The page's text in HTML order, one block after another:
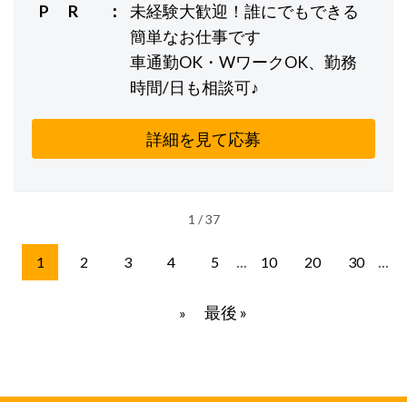
P R
未経験大歓迎！誰にでもできる
簡単なお仕事です
車通勤OK・WワークOK、勤務
時間/日も相談可♪
詳細を見て応募
1 / 37
1 2 3 4 5 ... 10 20 30 ...
» 最後 »